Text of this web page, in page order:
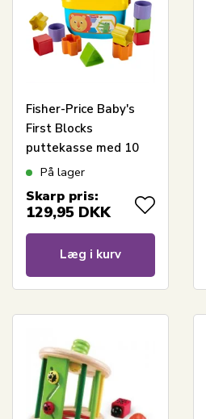
Fisher-Price Baby's
First Blocks
puttekasse med 10
klodser
På lager
Skarp pris:
129,95 DKK
Læg i kurv